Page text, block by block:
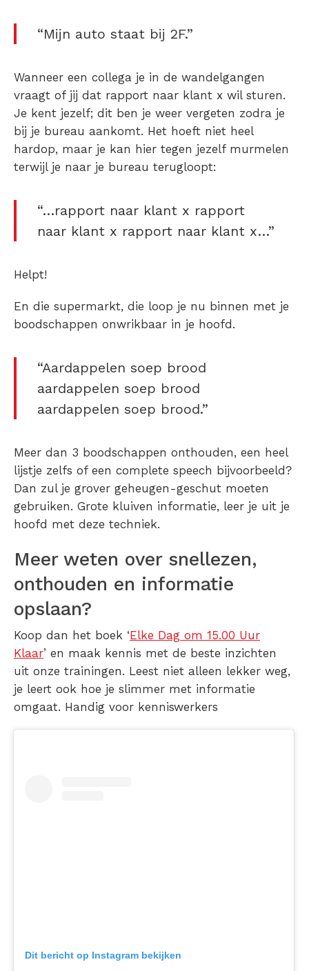
“Mijn auto staat bij 2F.”
Wanneer een collega je in de wandelgangen
vraagt of jij dat rapport naar klant x wil sturen.
Je kent jezelf; dit ben je weer vergeten zodra je
bij je bureau aankomt. Het hoeft niet heel
hardop, maar je kan hier tegen jezelf murmelen
terwijl je naar je bureau terugloopt:
“…rapport naar klant x rapport
naar klant x rapport naar klant x…”
Helpt!
En die supermarkt, die loop je nu binnen met je
boodschappen onwrikbaar in je hoofd.
“Aardappelen soep brood
aardappelen soep brood
aardappelen soep brood.”
Meer dan 3 boodschappen onthouden, een heel
lijstje zelfs of een complete speech bijvoorbeeld?
Dan zul je grover geheugen-geschut moeten
gebruiken. Grote kluiven informatie, leer je uit je
hoofd met deze techniek.
Meer weten over snellezen,
onthouden en informatie
opslaan?
Koop dan het boek ‘Elke Dag om 15.00 Uur
Klaar’ en maak kennis met de beste inzichten
uit onze trainingen. Leest niet alleen lekker weg,
je leert ook hoe je slimmer met informatie
omgaat. Handig voor kenniswerkers
Dit bericht op Instagram bekijken